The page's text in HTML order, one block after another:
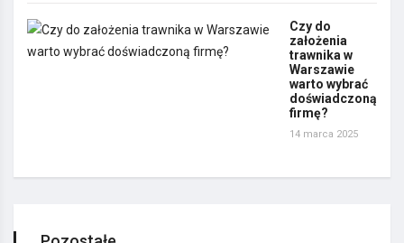
Czy do
założenia
trawnika w
Warszawie
warto wybrać
doświadczoną
firmę?
14 marca 2025